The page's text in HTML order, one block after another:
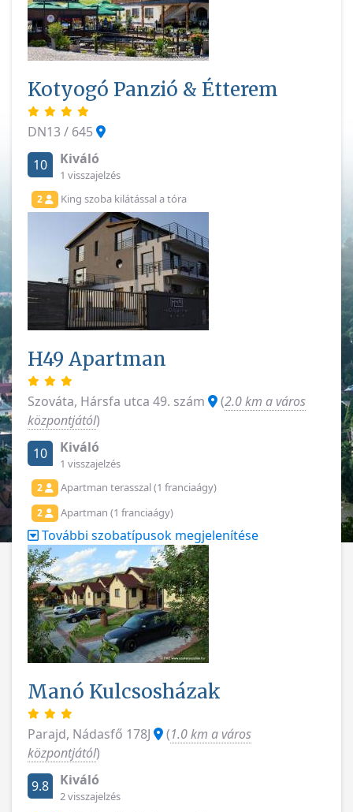
Kotyogó Panzió & Étterem
DN13 / 645
10
Kiváló
1 visszajelzés
2 King szoba kilátással a tóra
H49 Apartman
Szováta, Hársfa utca 49. szám (2.0 km a város
központjától)
10
Kiváló
1 visszajelzés
2 Apartman terasszal (1 franciaágy)
2 Apartman (1 franciaágy)
További szobatípusok megjelenítése
Manó Kulcsosházak
Parajd, Nádasfő 178J (1.0 km a város
központjától)
9.8
Kiváló
2 visszajelzés